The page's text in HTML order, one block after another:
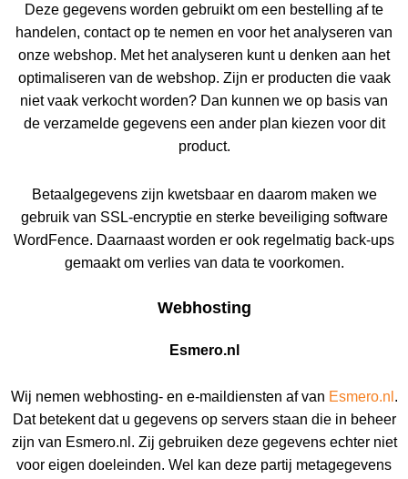
Deze gegevens worden gebruikt om een bestelling af te
handelen, contact op te nemen en voor het analyseren van
onze webshop. Met het analyseren kunt u denken aan het
optimaliseren van de webshop. Zijn er producten die vaak
niet vaak verkocht worden? Dan kunnen we op basis van
de verzamelde gegevens een ander plan kiezen voor dit
product.
Betaalgegevens zijn kwetsbaar en daarom maken we
gebruik van SSL-encryptie en sterke beveiliging software
WordFence. Daarnaast worden er ook regelmatig back-ups
gemaakt om verlies van data te voorkomen.
Webhosting
Esmero.nl
Wij nemen webhosting- en e-maildiensten af van Esmero.nl .
Dat betekent dat u gegevens op servers staan die in beheer
zijn van Esmero.nl. Zij gebruiken deze gegevens echter niet
voor eigen doeleinden. Wel kan deze partij metagegevens